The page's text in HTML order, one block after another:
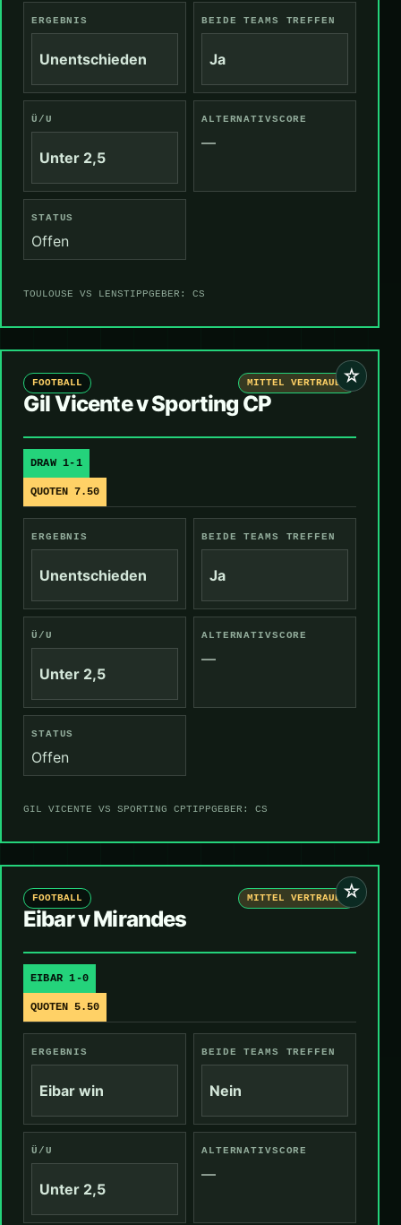
ERGEBNIS
Unentschieden
BEIDE TEAMS TREFFEN
Ja
Ü/U
Unter 2,5
ALTERNATIVSCORE
—
STATUS
Offen
TOULOUSE VS LENSTIPPGEBER: CS
☆
FOOTBALL MITTEL VERTRAUEN
Gil Vicente v Sporting CP
DRAW 1-1
QUOTEN 7.50
ERGEBNIS
Unentschieden
BEIDE TEAMS TREFFEN
Ja
Ü/U
Unter 2,5
ALTERNATIVSCORE
—
STATUS
Offen
GIL VICENTE VS SPORTING CPTIPPGEBER: CS
☆
FOOTBALL MITTEL VERTRAUEN
Eibar v Mirandes
EIBAR 1-0
QUOTEN 5.50
ERGEBNIS
Eibar win
BEIDE TEAMS TREFFEN
Nein
Ü/U
Unter 2,5
ALTERNATIVSCORE
—